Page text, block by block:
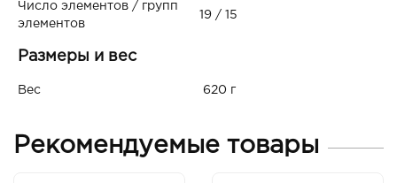
Число элементов / групп
элементов
19 / 15
Размеры и вес
Вес 620 г
Рекомендуемые товары